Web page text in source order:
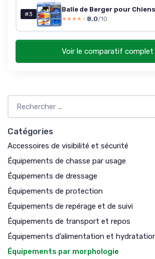
#3
★★★★★
★★★★★ 8.0/10
Voir le comparatif
Catégories
Accessoires de visibilité et sécurité
Équipements de chasse par usage
Équipements de dressage
Équipements de protection
Équipements de repérage et de suivi
Équipements de transport et repos
Équipements d’alimentation et
Équipements par morphologie